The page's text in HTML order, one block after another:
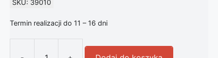
SKU: 39010
Termin realizacji do 11 – 16 dni